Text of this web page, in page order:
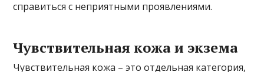
справиться с неприятными проявлениями.
Чувствительная кожа и экзема
Чувствительная кожа – это отдельная категория,